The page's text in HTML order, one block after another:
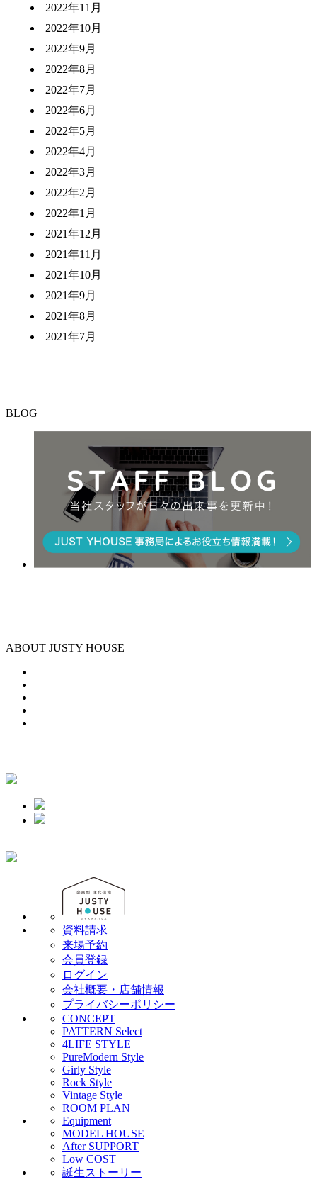
2022年11月
2022年10月
2022年9月
2022年8月
2022年7月
2022年6月
2022年5月
2022年4月
2022年3月
2022年2月
2022年1月
2021年12月
2021年11月
2021年10月
2021年9月
2021年8月
2021年7月
BLOG
ABOUT JUSTY HOUSE
資料請求
来場予約
会員登録
ログイン
会社概要・店舗情報
プライバシーポリシー
CONCEPT
PATTERN Select
4LIFE STYLE
PureModern Style
Girly Style
Rock Style
Vintage Style
ROOM PLAN
Equipment
MODEL HOUSE
After SUPPORT
Low COST
誕生ストーリー